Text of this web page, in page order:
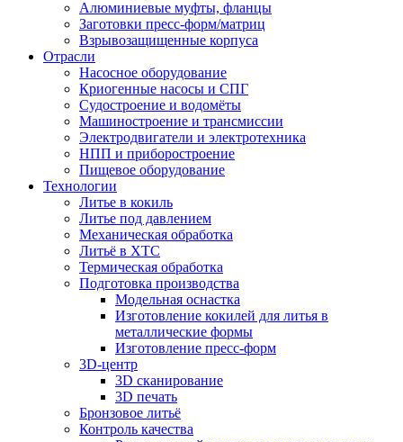
Алюминиевые муфты, фланцы
Заготовки пресс-форм/матриц
Взрывозащищенные корпуса
Отрасли
Насосное оборудование
Криогенные насосы и СПГ
Судостроение и водомёты
Машиностроение и трансмиссии
Электродвигатели и электротехника
НПП и приборостроение
Пищевое оборудование
Технологии
Литье в кокиль
Литье под давлением
Механическая обработка
Литьё в ХТС
Термическая обработка
Подготовка производства
Модельная оснастка
Изготовление кокилей для литья в
металлические формы
Изготовление пресс-форм
3D-центр
3D сканирование
3D печать
Бронзовое литьё
Контроль качества